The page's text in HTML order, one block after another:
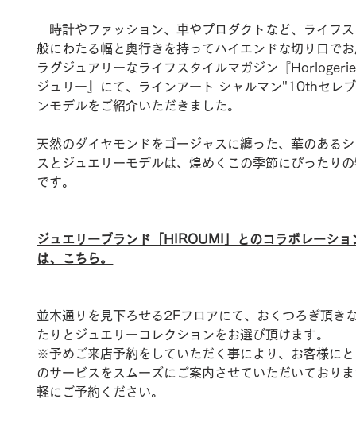
時計やファッション、車やプロダクトなど、ライフ
般にわたる幅と奥行きを持ってハイエンドな切り口で
ラグジュアリーなライフスタイルマガジン『
ジュリー』にて、ラインアート シャルマン"10thセレ
ンモデルをご紹介いただきました。
天然のダイヤモンドをゴージャスに纏った、華のある
スとジュエリーモデルは、煌めくこの季節にぴったり
です。
ジュエリーブランド「HIROUMI」とのコラボレーショ
は、こちら。
並木通りを見下ろせる2Fフロアにて、おくつろぎ頂き
たりとジュエリーコレクションをお選び頂けます。
※予めご来店予約をしていただく事により、お客様に
のサービスをスムーズにご案内させていただいており
軽にご予約ください。